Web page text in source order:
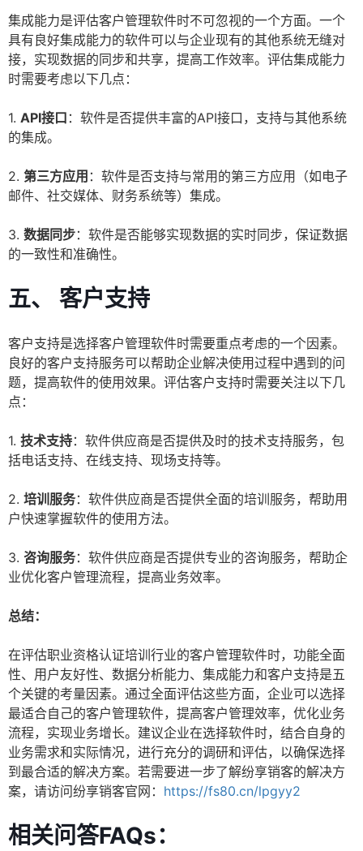
集成能力是评估客户管理软件时不可忽视的一个方面。一个
具有良好集成能力的软件可以与企业现有的其他系统无缝对
接，实现数据的同步和共享，提高工作效率。评估集成能力
时需要考虑以下几点：
1. API接口 ：软件是否提供丰富的API接口，支持与其他系统
的集成。
2. 第三方应用 ：软件是否支持与常用的第三方应用（如电子
邮件、社交媒体、财务系统等）集成。
3. 数据同步：软件是否能够实现数据的实时同步，保证数据
的一致性和准确性。
五、 客户支持
客户支持是选择客户管理软件时需要重点考虑的一个因素。
良好的客户支持服务可以帮助企业解决使用过程中遇到的问
题，提高软件的使用效果。评估客户支持时需要关注以下几
点：
1. 技术支持：软件供应商是否提供及时的技术支持服务，包
括电话支持、在线支持、现场支持等。
2. 培训服务：软件供应商是否提供全面的培训服务，帮助用
户快速掌握软件的使用方法。
3. 咨询服务：软件供应商是否提供专业的咨询服务，帮助企
业优化客户管理流程，提高业务效率。
总结：
在评估职业资格认证培训行业的客户管理软件时，功能全面
性、用户友好性、数据分析能力、集成能力和客户支持是五
个关键的考量因素。通过全面评估这些方面，企业可以选择
最适合自己的客户管理软件，提高客户管理效率，优化业务
流程，实现业务增长。建议企业在选择软件时，结合自身的
业务需求和实际情况，进行充分的调研和评估，以确保选择
到最合适的解决方案。若需要进一步了解纷享销客的解决方
案，请访问纷享销客官网： https://fs80.cn/lpgyy2
相关问答FAQs：